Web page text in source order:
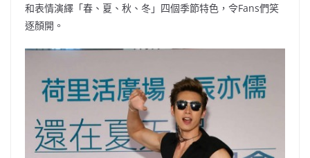
和表情演繹「春、夏、秋、冬」四個季節特色，令Fans們笑
逐顏開。